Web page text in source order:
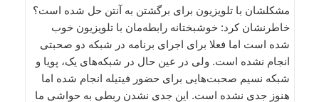
مشکلشان با تلویزیون برای برگشتن به آنتن حل شده است؟
خاطرنشان کرد: خوشبختانه رابطه‌مان با تلویزیون خوب
شده است اما فعلا برای اجرای برنامه در شبکه دو صحبتی
انجام نشده است. ولی در عین حال در شبکه‌های یک، پویا و
شبکه نسیم صحبت‌هایی برای حضور فیتیله انجام شده اما
هنوز جدی نشده است. این جدی نشدن ربطی به حواشی ما